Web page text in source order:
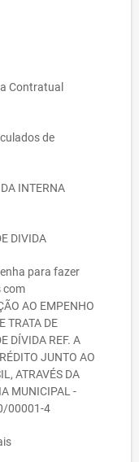
Contratual
de
INTERNA
DIVIDA
para fazer
com
AO EMPENHO
TRATA DE
DÍVIDA REF. A
JUNTO AO
ATRAVÉS DA
MUNICIPAL -
00001-4